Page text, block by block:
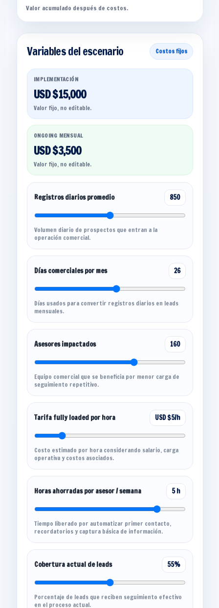
Valor acumulado después de costos.
Variables del escenario Costos fijos
IMPLEMENTACIÓN
USD $15,000
Valor fijo, no editable.
ONGOING MENSUAL
USD $3,500
Valor fijo, no editable.
Registros diarios promedio 850
Volumen diario de prospectos que entran a la
operación comercial.
Días comerciales por mes 26
Días usados para convertir registros diarios en leads
mensuales.
Asesores impactados 160
Equipo comercial que se beneficia por menor carga de
seguimiento repetitivo.
Tarifa fully loaded por hora USD $5/h
Costo estimado por hora considerando salario, carga
operativa y costos asociados.
Horas ahorradas por asesor / semana 5 h
Tiempo liberado por automatizar primer contacto,
recordatorios y captura básica de información.
Cobertura actual de leads 55%
Porcentaje de leads que reciben seguimiento efectivo
en el proceso actual.